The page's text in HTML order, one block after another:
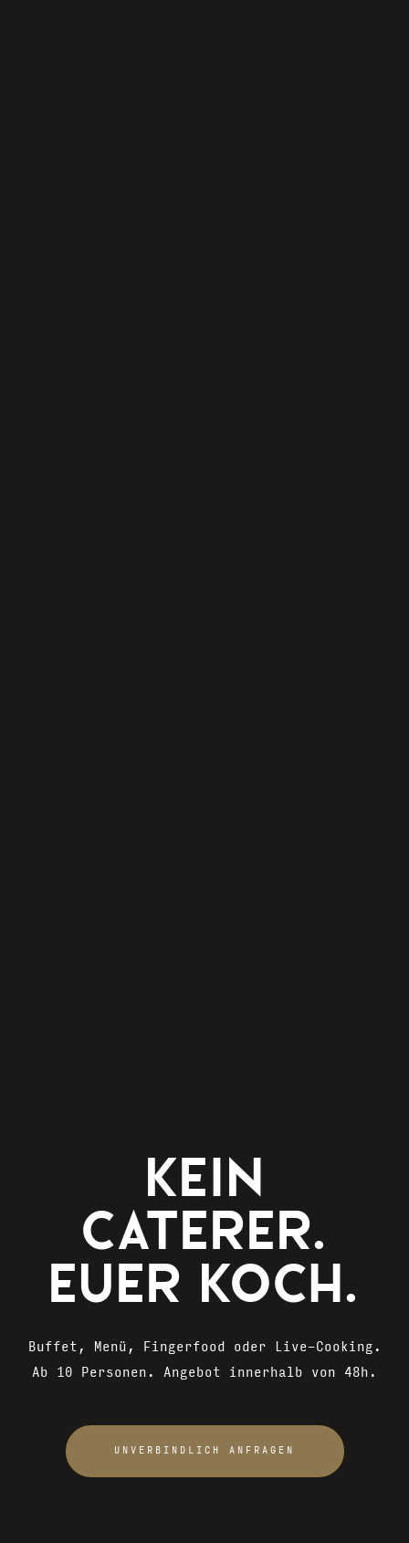
KEIN
CATERER.
EUER KOCH.
Buffet, Menü, Fingerfood oder Live-Cooking.
Ab 10 Personen. Angebot innerhalb von 48h.
UNVERBINDLICH ANFRAGEN